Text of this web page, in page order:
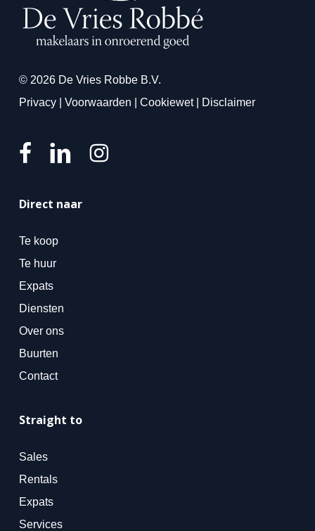
© 2026 De Vries Robbe B.V.
Privacy| Voorwaarden Cookiewet| Disclaimer
Direct naar
Te koop
Te huur
Expats
Diensten
Over ons
Buurten
Contact
Straight to
Sales
Rentals
Expats
Services